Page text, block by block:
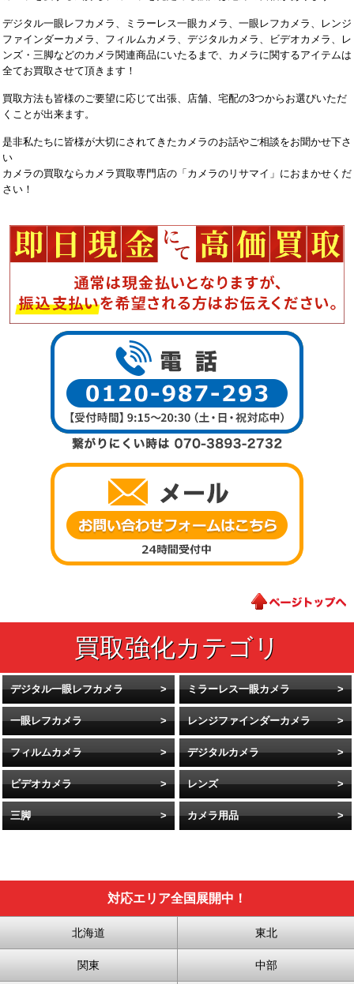
デジタル一眼レフカメラ、ミラーレス一眼カメラ、一眼レフカメラ、レンジ
ファインダーカメラ、フィルムカメラ、デジタルカメラ、ビデオカメラ、レ
ンズ・三脚などのカメラ関連商品にいたるまで、カメラに関するアイテムは
全てお買取させて頂きます！
買取方法も皆様のご要望に応じて出張、店舗、宅配の3つからお選びいただ
くことが出来ます。
是非私たちに皆様が大切にされてきたカメラのお話やご相談をお聞かせ下さ
い
カメラの買取ならカメラ買取専門店の「カメラのリサマイ」におまかせくだ
さい！
デジタル一眼レフカメラ ミラーレス一眼カメラ
一眼レフカメラ レンジファインダーカメラ
フィルムカメラ デジタルカメラ
ビデオカメラ レンズ
三脚 カメラ用品
対応エリア全国展開中！
北海道 東北
関東 中部